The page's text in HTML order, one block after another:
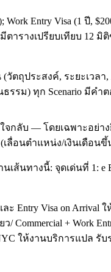
Work Entry Visa (1 ปี
ตารางเปรียบเทียบ
ตถุประสงค์, ระยะเวลา
ม) ทุก Scenario มีคำต
กลับ — โดยเฉพาะอย่า
ลื่อนตำแหน่ง/เงินเดือน
ส้นทางนี้: จุดเด่นที่ 1: e
Visa on Arrival
Commercial + Work
ให้งานบริการแปล รั